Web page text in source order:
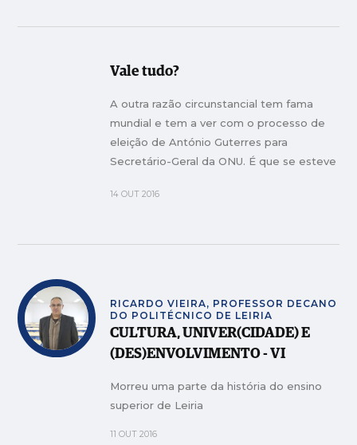
Vale tudo?
A outra razão circunstancial tem fama
mundial e tem a ver com o processo de
eleição de António Guterres para
Secretário-Geral da ONU. É que se esteve
que, felizmente, desta falhou.
14 OUT 2016
RICARDO VIEIRA, PROFESSOR DECANO
DO POLITÉCNICO DE LEIRIA
CULTURA, UNIVER(CIDADE) E
(DES)ENVOLVIMENTO - VI
Morreu uma parte da história do ensino
superior de Leiria
11 OUT 2016